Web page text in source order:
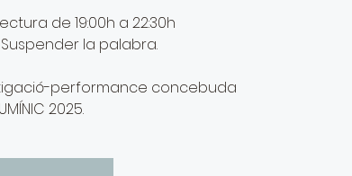
de 19:00h a 22:30h
la palabra.
performance concebuda